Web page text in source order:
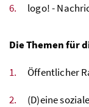
logo! -
Die Themen für
Öffentlicher
(D)eine